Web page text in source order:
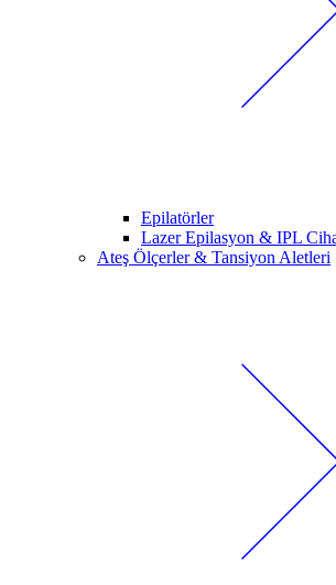
Epilatörler
Lazer Epilasyon & IPL
Ateş Ölçerler & Tansiyon Aletleri